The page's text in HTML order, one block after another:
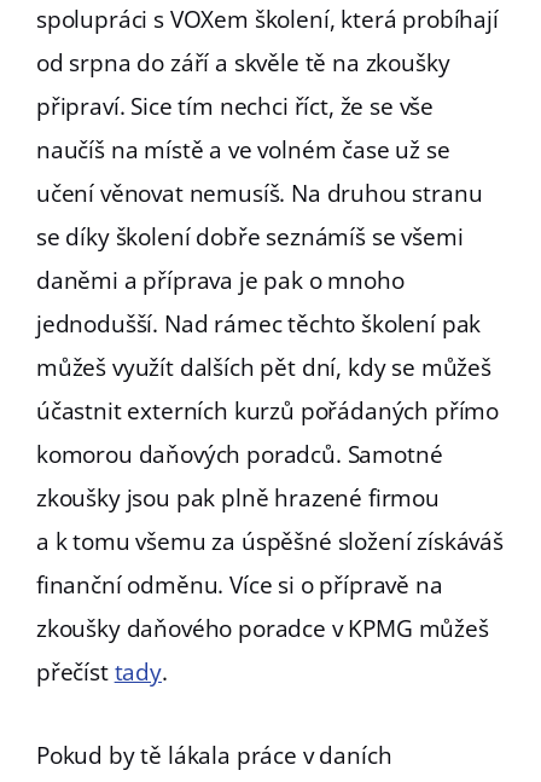
spolupráci s VOXem školení, která probíhají
od srpna do září a skvěle tě na zkoušky
připraví. Sice tím nechci říct, že se vše
naučíš na místě a ve volném čase už se
učení věnovat nemusíš. Na druhou stranu
se díky školení dobře seznámíš se všemi
daněmi a příprava je pak o mnoho
jednodušší. Nad rámec těchto školení pak
můžeš využít dalších pět dní, kdy se můžeš
účastnit externích kurzů pořádaných přímo
komorou daňových poradců. Samotné
zkoušky jsou pak plně hrazené firmou
a k tomu všemu za úspěšné složení získáváš
finanční odměnu. Více si o přípravě na
zkoušky daňového poradce v KPMG můžeš
přečísttady.
Pokud by tě lákala práce v daních